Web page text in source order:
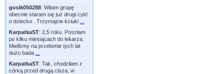
gosik050288: Witam grupę
obecnie staram się już drugi cykl
o dziecko . Trzymajcie kciuki
KarpatkaST: 2,5 roku. Poszłam
po kilku miesiącach do lekarza.
Mieliśmy na przełomie tych lat
dużo bada
KarpatkaST: Tak, chodziłam z
córką przed drugą cisza, w